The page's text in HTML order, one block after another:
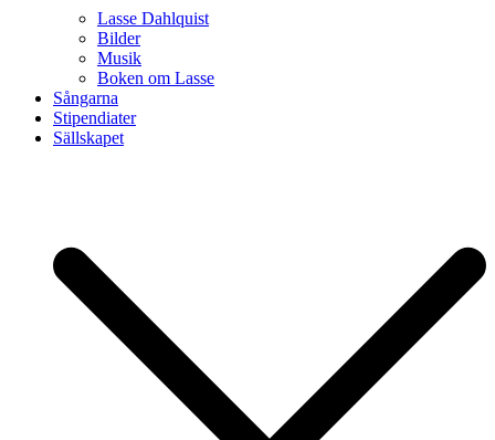
Lasse Dahlquist
Bilder
Musik
Boken om Lasse
Sångarna
Stipendiater
Sällskapet